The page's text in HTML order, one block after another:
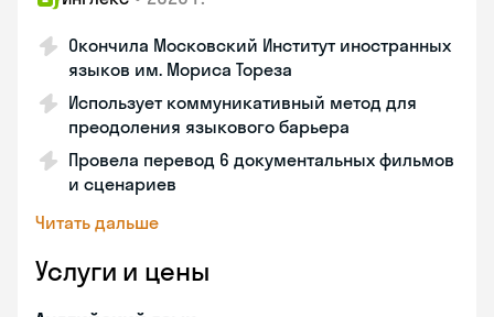
Окончила Московский Институт иностранных
языков им. Мориса Тореза
Использует коммуникативный метод для
преодоления языкового барьера
Провела перевод 6 документальных фильмов
и сценариев
Читать дальше
Услуги и цены